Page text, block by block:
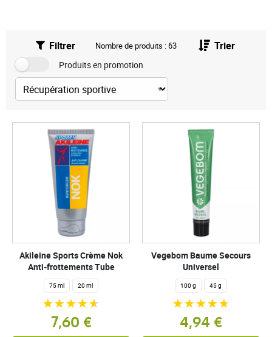
Filtrer Nombre de produits : 63 Trier
Produits en promotion
Akileine Sports Crème Nok
Anti-frottements Tube
75 ml 20 ml
7,60 €
Vegebom Baume Secours
Universel
100 g 45 g
4,94 €